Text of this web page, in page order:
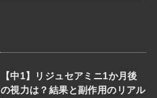
【中1】リジュセアミニ1か月後
の視力は？結果と副作用のリアル